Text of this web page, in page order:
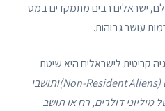
של עד 10-16%). אולם, ישראלים רבים מתמקדים במס
עושר גבוהות.
קריטית לישראלים היא שיטת
זרים (Non-Resident Aliens)ותושבי
דולרים, רח או תושב